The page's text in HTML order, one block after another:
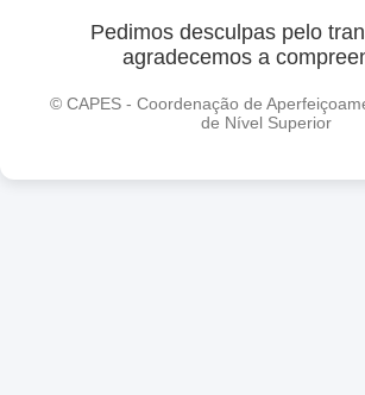
Pedimos desculpas pelo
agradecemos a
© CAPES - Coordenação de
de Nível Superior